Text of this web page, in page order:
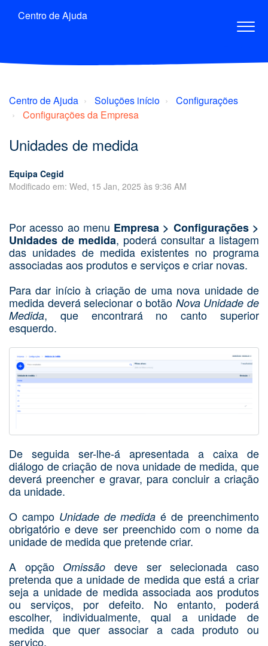
Centro de Ajuda
Centro de Ajuda Soluções início
Configurações
Configurações da Empresa
Unidades de medida
Equipa Cegid
Modificado em: Wed, 15 Jan, 2025 às 9:36 AM
Por acesso ao menu Empresa > Configurações >
Unidades de medida, poderá consultar a listagem
das unidades de medida existentes no programa
associadas aos produtos e serviços e criar novas.
Para dar início à criação de uma nova unidade de
medida deverá selecionar o botão Nova Unidade de
Medida, que encontrará no canto superior
esquerdo.
De seguida ser-lhe-á apresentada a caixa de
diálogo de criação de nova unidade de medida, que
deverá preencher e gravar, para concluir a criação
da unidade.
O campo Unidade de medida é de preenchimento
obrigatório e deve ser preenchido com o nome da
unidade de medida que pretende criar.
A opção Omissão deve ser selecionada caso
pretenda que a unidade de medida que está a criar
seja a unidade de medida associada aos produtos
ou serviços, por defeito. No entanto, poderá
escolher, individualmente, qual a unidade de
medida que quer associar a cada produto ou
serviço.